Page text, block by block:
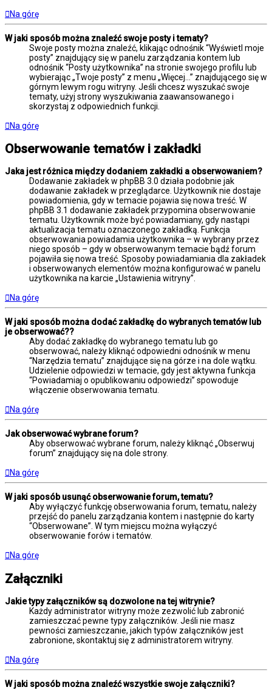
Na górę
W jaki sposób można znaleźć swoje posty i tematy?
Swoje posty można znaleźć, klikając odnośnik “Wyświetl moje
posty” znajdujący się w panelu zarządzania kontem lub
odnośnik “Posty użytkownika” na stronie swojego profilu lub
wybierając „Twoje posty” z menu „Więcej…” znajdującego się w
górnym lewym rogu witryny. Jeśli chcesz wyszukać swoje
tematy, użyj strony wyszukiwania zaawansowanego i
skorzystaj z odpowiednich funkcji.
Na górę
Obserwowanie tematów i zakładki
Jaka jest różnica między dodaniem zakładki a obserwowaniem?
Dodawanie zakładek w phpBB 3.0 działa podobnie jak
dodawanie zakładek w przeglądarce. Użytkownik nie dostaje
powiadomienia, gdy w temacie pojawia się nowa treść. W
phpBB 3.1 dodawanie zakładek przypomina obserwowanie
tematu. Użytkownik może być powiadamiany, gdy nastąpi
aktualizacja tematu oznaczonego zakładką. Funkcja
obserwowania powiadamia użytkownika – w wybrany przez
niego sposób – gdy w obserwowanym temacie bądź forum
pojawiła się nowa treść. Sposoby powiadamiania dla zakładek
i obserwowanych elementów można konfigurować w panelu
użytkownika na karcie „Ustawienia witryny”.
Na górę
W jaki sposób można dodać zakładkę do wybranych tematów lub
je obserwować??
Aby dodać zakładkę do wybranego tematu lub go
obserwować, należy kliknąć odpowiedni odnośnik w menu
“Narzędzia tematu” znajdujące się na górze i na dole wątku.
Udzielenie odpowiedzi w temacie, gdy jest aktywna funkcja
“Powiadamiaj o opublikowaniu odpowiedzi” spowoduje
włączenie obserwowania tematu.
Na górę
Jak obserwować wybrane forum?
Aby obserwować wybrane forum, należy kliknąć „Obserwuj
forum” znajdujący się na dole strony.
Na górę
W jaki sposób usunąć obserwowanie forum, tematu?
Aby wyłączyć funkcję obserwowania forum, tematu, należy
przejść do panelu zarządzania kontem i następnie do karty
“Obserwowane”. W tym miejscu można wyłączyć
obserwowanie forów i tematów.
Na górę
Załączniki
Jakie typy załączników są dozwolone na tej witrynie?
Każdy administrator witryny może zezwolić lub zabronić
zamieszczać pewne typy załączników. Jeśli nie masz
pewności zamieszczanie, jakich typów załączników jest
zabronione, skontaktuj się z administratorem witryny.
Na górę
W jaki sposób można znaleźć wszystkie swoje załączniki?